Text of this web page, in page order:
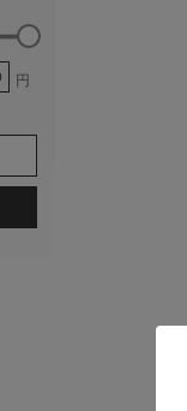
円